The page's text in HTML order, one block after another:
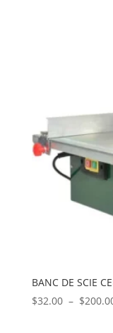
BANC DE SCIE
$32.00 – $